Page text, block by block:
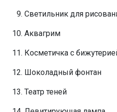
Светильник для
Аквагрим
Косметичка с
Шоколадный фонтан
Театр теней